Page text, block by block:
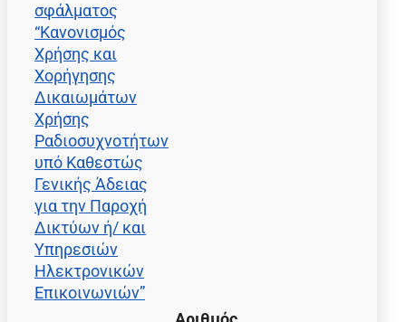
σφάλματος
“Κανονισμός
Χρήσης και
Χορήγησης
Δικαιωμάτων
Χρήσης
Ραδιοσυχνοτήτων
υπό Καθεστώς
Γενικής Άδειας
για την Παροχή
Δικτύων ή/ και
Υπηρεσιών
Ηλεκτρονικών
Επικοινωνιών”